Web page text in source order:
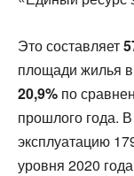
Это составляет
площади жилья
20,9% по
прошлого года.
эксплуатацию
уровня 2020